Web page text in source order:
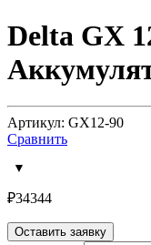
Delta GX
Артикул: GX12-90
Сравнить
₽34344
Оставить заявку